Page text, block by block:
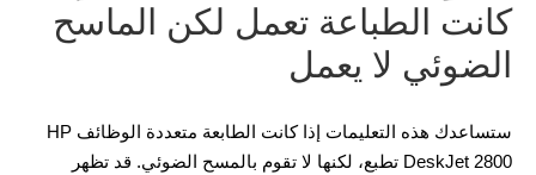
كانت الطباعة تعمل لكن الماسح
الضوئي لا يعمل
ستساعدك هذه التعليمات إذا كانت الطابعة متعددة الوظائف HP
DeskJet 2800 تطبع، لكنها لا تقوم بالمسح الضوئي. قد تظهر